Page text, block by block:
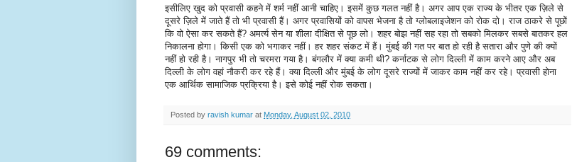
इसीलिए खुद को प्रवासी कहने में शर्म नहीं आनी चाहिए। इसमें कुछ गलत नहीं है। अगर आप एक राज्य के भीतर एक ज़िले से
दूसरे ज़िले में जाते हैं तो भी प्रवासी हैं। अगर प्रवासियों को वापस भेजना है तो ग्लोबलाइजेशन को रोक दो। राज ठाकरे से पूछों
कि वो ऐसा कर सकते हैं? अमर्त्य सेन या शीला दीक्षित से पूछ लो। शहर बोझ नहीं सह रहा तो सबको मिलकर सबसे बातकर हल
निकालना होगा। किसी एक को भगाकर नहीं। हर शहर संकट में हैं। मुंबई की गत पर बात हो रही है सतारा और पुणे की क्यों
नहीं हो रही है। नागपुर भी तो चरमरा गया है। बंगलौर में क्या कमी थी? कर्नाटक से लोग दिल्ली में काम करने आए और अब
दिल्ली के लोग वहां नौकरी कर रहे हैं। क्या दिल्ली और मुंबई के लोग दूसरे राज्यों में जाकर काम नहीं कर रहे। प्रवासी होना
एक आर्थिक सामाजिक प्रक्रिया है। इसे कोई नहीं रोक सकता।
Posted by ravish kumar at Monday, August 02, 2010
69 comments: